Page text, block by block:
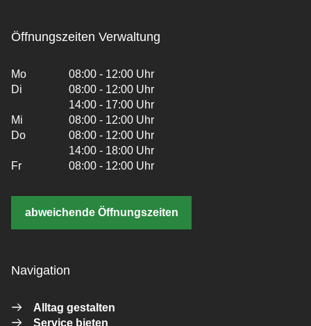
Öffnungszeiten Verwaltung
Mo
08:00 - 12:00 Uhr
Di
08:00 - 12:00 Uhr
14:00 - 17:00 Uhr
Mi
08:00 - 12:00 Uhr
Do
08:00 - 12:00 Uhr
14:00 - 18:00 Uhr
Fr
08:00 - 12:00 Uhr
abweichende Öffnungszeiten
Navigation
Alltag gestalten
Service bieten